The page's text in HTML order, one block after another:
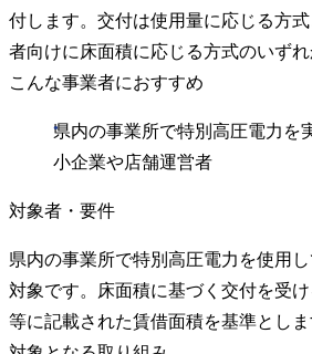
付します。交付は使用量に応じる方
者向けに床面積に応じる方式のいずれ
こんな事業者におすすめ
県内の事業所で特別高圧電力を
小企業や店舗運営者
対象者・要件
県内の事業所で特別高圧電力を使用
対象です。床面積に基づく交付を受
等に記載された賃借面積を基準としま